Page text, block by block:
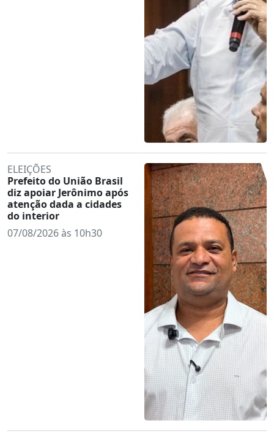
ELEIÇÕES
Prefeito do União Brasil
diz apoiar Jerônimo após
atenção dada a cidades
do interior
07/08/2026 às 10h30